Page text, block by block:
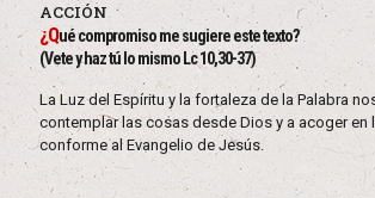
ACCIÓN
¿Qué compromiso me sugiere este texto?
(Vete y haz tú lo mismo Lc 10,30-37)
La Luz del Espíritu y la fortaleza de la Palabra
contemplar las cosas desde Dios y a acoger en
conforme al Evangelio de Jesús.